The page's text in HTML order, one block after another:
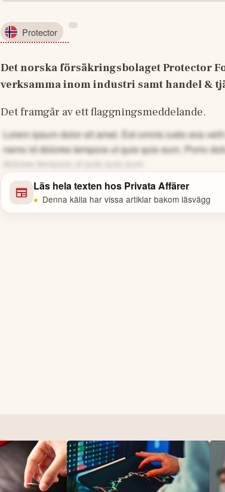
Protector
Det norska försäkringsbolaget Protector
verksamma inom industri samt handel &
Det framgår av ett flaggningsmeddelande.
Lorem ipsum dolor sit amet. Est omnis iusto eos
nemo id dolores tempora ut quis quis eum. Porro
dolores tempora ut quis quis eum
Läs hela texten hos Privata Affärer
• Denna källa har vissa artiklar bakom läsvägg